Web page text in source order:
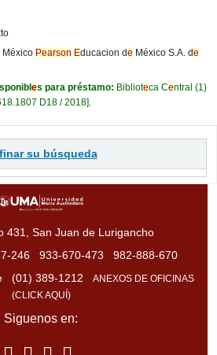
su búsqueda
México Pearson Educacion de México S.A. de
es para préstamo: Biblioteca Central (1)
D18 / 2018 .
431, San Juan de Lurigancho
246 933-670-473
982-888-670
(01) 389-1212
ANEXOS DE OFICINAS
(CLICK AQUÍ)
Siguenos en: